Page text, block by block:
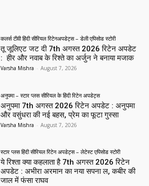
कलर्स टीवी हिंदी सीरियल रिटेनअपडेट्स – डेली एपिसोड स्टोरी
तू जूलिएट जट दी 7th अगस्त 2026 रिटेन अपडेट
: हीर और नवाब के रिश्ते का अर्जुन ने बनाया मजाक
Varsha Mishra - August 7, 2026
अनुपमा – स्टार प्लस सीरियल के हिंदी रिटेन अपडेट्स
अनुपमा 7th अगस्त 2026 रिटेन अपडेट : अनुपमा
और वसुंधरा की नई बहस, प्रेम का फूटा गुस्सा
Varsha Mishra - August 7, 2026
स्टार प्लस हिंदी सीरियल रिटेन अपडेट्स – लेटेस्ट एपिसोड स्टोरी
ये रिश्ता क्या कहलाता है 7th अगस्त 2026 रिटेन
अपडेट : अभीरा अरमान का नया सपना ल, कबीर की
जाल में फंसा राघव